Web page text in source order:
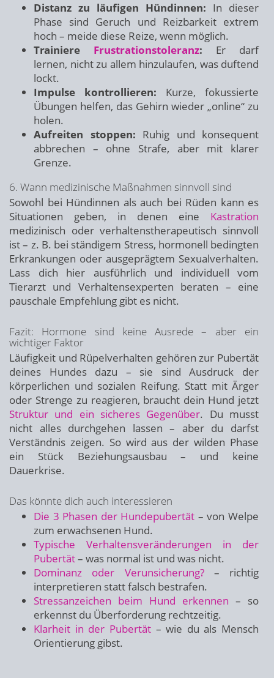
Distanz zu läufigen Hündinnen: In dieser
Phase sind Geruch und Reizbarkeit extrem
hoch – meide diese Reize, wenn möglich.
Trainiere Frustrationstoleranz: Er darf
lernen, nicht zu allem hinzulaufen, was duftend
lockt.
Impulse kontrollieren: Kurze, fokussierte
Übungen helfen, das Gehirn wieder „online“ zu
holen.
Aufreiten stoppen: Ruhig und konsequent
abbrechen – ohne Strafe, aber mit klarer
Grenze.
6. Wann medizinische Maßnahmen sinnvoll sind
Sowohl bei Hündinnen als auch bei Rüden kann es
Situationen geben, in denen eine Kastration
medizinisch oder verhaltenstherapeutisch sinnvoll
ist – z. B. bei ständigem Stress, hormonell bedingten
Erkrankungen oder ausgeprägtem Sexualverhalten.
Lass dich hier ausführlich und individuell vom
Tierarzt und Verhaltensexperten beraten – eine
pauschale Empfehlung gibt es nicht.
Fazit: Hormone sind keine Ausrede – aber ein
wichtiger Faktor
Läufigkeit und Rüpelverhalten gehören zur Pubertät
deines Hundes dazu – sie sind Ausdruck der
körperlichen und sozialen Reifung. Statt mit Ärger
oder Strenge zu reagieren, braucht dein Hund jetzt
Struktur und ein sicheres Gegenüber. Du musst
nicht alles durchgehen lassen – aber du darfst
Verständnis zeigen. So wird aus der wilden Phase
ein Stück Beziehungsausbau – und keine
Dauerkrise.
Das könnte dich auch interessieren
Die 3 Phasen der Hundepubertät – von Welpe
zum erwachsenen Hund.
Typische Verhaltensveränderungen in der
Pubertät– was normal ist und was nicht.
Dominanz oder Verunsicherung?– richtig
interpretieren statt falsch bestrafen.
Stressanzeichen beim Hund erkennen – so
erkennst du Überforderung rechtzeitig.
Klarheit in der Pubertät– wie du als Mensch
Orientierung gibst.